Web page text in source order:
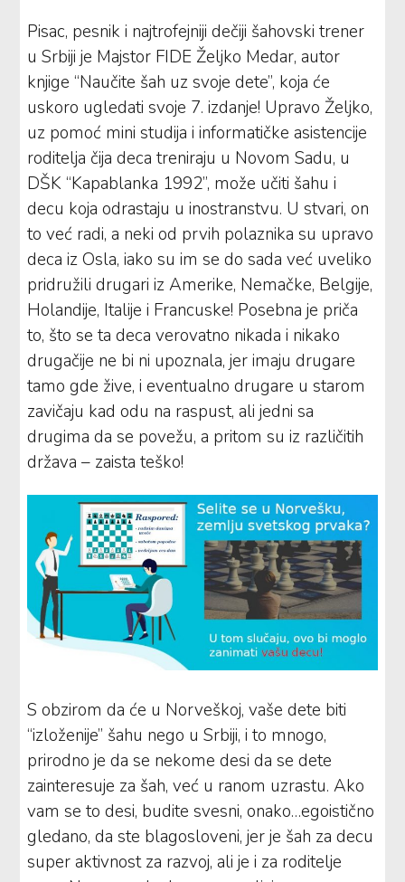
Pisac, pesnik i najtrofejniji dečiji šahovski trener
u Srbiji je Majstor FIDE Željko Medar, autor
knjige “Naučite šah uz svoje dete”, koja će
uskoro ugledati svoje 7. izdanje! Upravo Željko,
uz pomoć mini studija i informatičke asistencije
roditelja čija deca treniraju u Novom Sadu, u
DŠK “Kapablanka 1992”, može učiti šahu i
decu koja odrastaju u inostranstvu. U stvari, on
to već radi, a neki od prvih polaznika su upravo
deca iz Osla, iako su im se do sada već uveliko
pridružili drugari iz Amerike, Nemačke, Belgije,
Holandije, Italije i Francuske! Posebna je priča
to, što se ta deca verovatno nikada i nikako
drugačije ne bi ni upoznala, jer imaju drugare
tamo gde žive, i eventualno drugare u starom
zavičaju kad odu na raspust, ali jedni sa
drugima da se povežu, a pritom su iz različitih
država – zaista teško!
S obzirom da će u Norveškoj, vaše dete biti
“izloženije” šahu nego u Srbiji, i to mnogo,
prirodno je da se nekome desi da se dete
zainteresuje za šah, već u ranom uzrastu. Ako
vam se to desi, budite svesni, onako…egoistično
gledano, da ste blagosloveni, jer je šah za decu
super aktivnost za razvoj, ali je i za roditelje